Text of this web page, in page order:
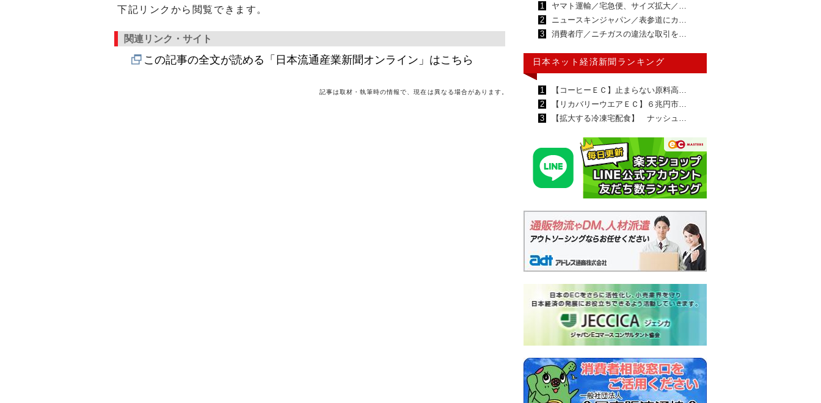
下記リンクから閲覧できます。
関連リンク・サイト
この記事の全文が読める「日本流通産業新聞オンライン」はこちら
記事は取材・執筆時の情報で、現在は異なる場合があります。
1
ヤマト運輸／宅急便、サイズ拡大／…
2
ニュースキンジャパン／表参道にカ…
3
消費者庁／ニチガスの違法な取引を…
日本ネット経済新聞ランキング
1
【コーヒーＥＣ】止まらない原料高…
2
【リカバリーウエアＥＣ】６兆円市…
3
【拡大する冷凍宅配食】 ナッシュ…